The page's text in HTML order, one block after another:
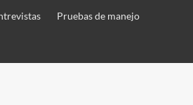
Pruebas de manejo